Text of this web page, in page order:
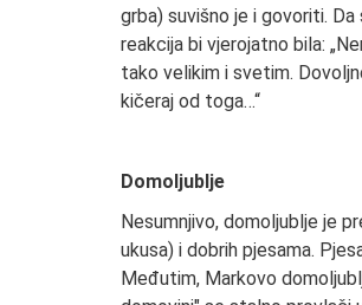
grba) suvišno je i govoriti.
reakcija bi vjerojatno bila:
tako velikim i svetim.
kičeraj od toga…“
Domoljublje
Nesumnjivo, domoljublje je
ukusa) i dobrih pjesama.
Međutim, Markovo